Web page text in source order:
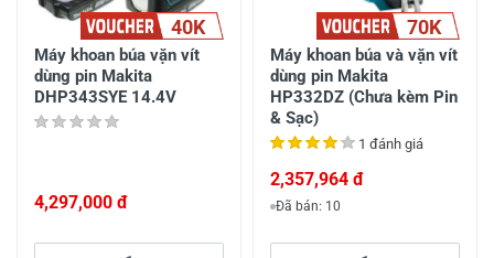
40K
Máy khoan búa vặn vít
dùng pin Makita
DHP343SYE 14.4V
4,297,000 đ
70K
Máy khoan búa và vặn vít
dùng pin Makita
HP332DZ (Chưa kèm Pin
& Sạc)
1 đánh giá
2,357,964 đ
Đã bán: 10